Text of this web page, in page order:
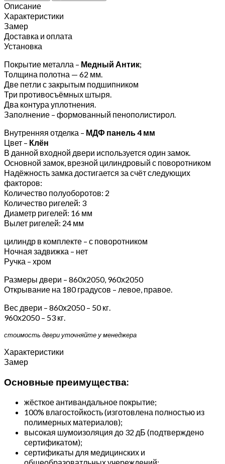
Описание
Характеристики
Замер
Доставка и оплата
Установка
Покрытие металла – Медный Антик;
Толщина полотна — 62 мм.
Две петли с закрытым подшипником
Три противосъёмных штыря.
Два контура уплотнения.
Заполнение – формованный пенополистирол.
Внутренняя отделка – МДФ панель 4 мм
Цвет – Клён
В данной входной двери используется один замок.
Основной замок, врезной цилиндровый с поворотником
Надёжность замка достигается за счёт следующих
факторов:
Количество полуоборотов: 2
Количество ригелей: 3
Диаметр ригелей: 16 мм
Вылет ригелей: 24 мм
цилиндр в комплекте – с поворотником
Ночная задвижка – нет
Ручка – хром
Размеры двери – 860х2050, 960х2050
Открывание на 180 градусов – левое, правое.
Вес двери – 860х2050 – 50 кг.
960х2050 – 53 кг.
стоимость двери уточняйте у менеджера
Характеристики
Замер
Основные преимущества:
жёсткое антивандальное покрытие;
100% влагостойкость (изготовлена полностью из
полимерных материалов);
высокая шумоизоляция до 32 дБ (подтверждено
сертификатом);
сертификаты для медицинских и